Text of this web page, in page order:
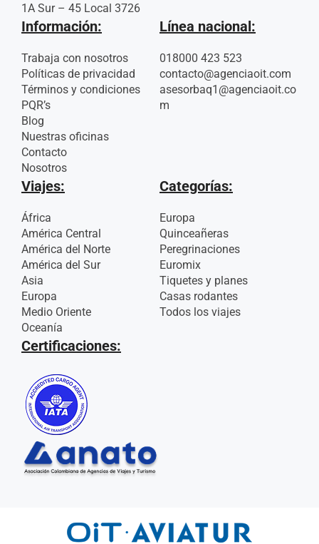
1A Sur – 45 Local 3726
Información:
Trabaja con nosotros
Políticas de privacidad
Términos y condiciones
PQR’s
Blog
Nuestras oficinas
Contacto
Nosotros
Línea nacional:
018000 423 523
contacto@agenciaoit.com
asesorbaq1@agenciaoit.co
m
Viajes:
África
América Central
América del Norte
América del Sur
Asia
Europa
Medio Oriente
Oceanía
Categorías:
Europa
Quinceañeras
Peregrinaciones
Euromix
Tiquetes y planes
Casas rodantes
Todos los viajes
Certificaciones: